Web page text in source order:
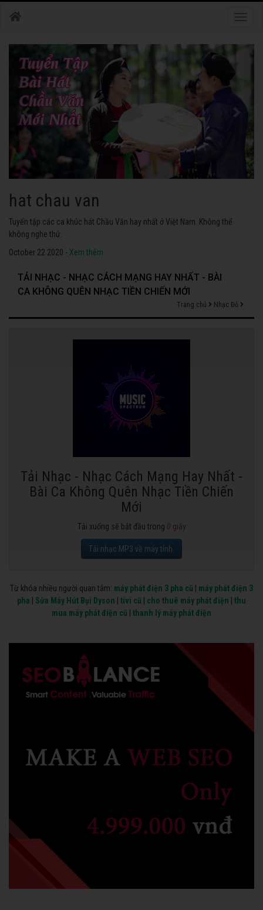
hat chau van
Tuyển tập các ca khúc hát Chầu Văn hay nhất ở Việt Nam. Không thể
không nghe thử.
October 22 2020 - Xem thêm
TẢI NHẠC - NHẠC CÁCH MẠNG HAY NHẤT - BÀI
CA KHÔNG QUÊN NHẠC TIỀN CHIẾN MỚI
Trang chủ Nhạc Đỏ
Tải Nhạc - Nhạc Cách Mạng Hay Nhất -
Bài Ca Không Quên Nhạc Tiền Chiến
Mới
Tải xuống sẽ bắt đầu trong 0 giây
Tải nhạc MP3 về máy tính.
Từ khóa nhiều người quan tâm: máy phát điện 3 pha cũ
máy phát điện 3
pha
Sửa Máy Hút Bụi Dyson tivi cũ cho thuê máy phát điện
thu
mua máy phát điện cũ
thanh lý máy phát điện